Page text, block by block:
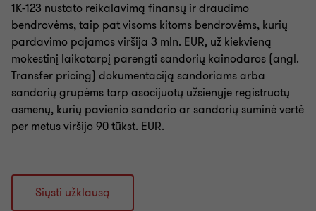
1K-123 nustato reikalavimą finansų ir draudimo
bendrovėms, taip pat visoms kitoms bendrovėms, kurių
pardavimo pajamos viršija 3 mln. EUR, už kiekvieną
mokestinį laikotarpį parengti sandorių kainodaros (angl.
Transfer pricing) dokumentaciją sandoriams arba
sandorių grupėms tarp asocijuotų užsienyje registruotų
asmenų, kurių pavienio sandorio ar sandorių suminė vertė
per metus viršijo 90 tūkst. EUR.
Siųsti užklausą